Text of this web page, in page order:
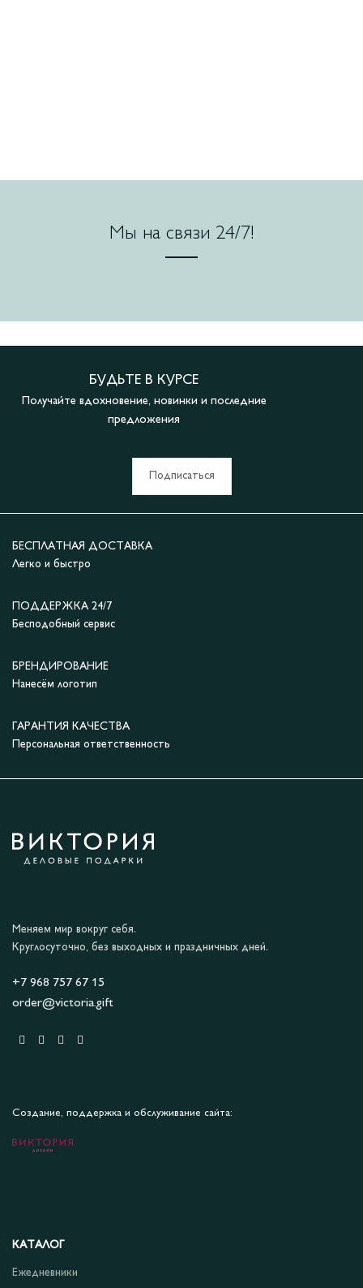
Мы на связи 24/7!
БУДЬТЕ В КУРСЕ
Получайте вдохновение, новинки и последние
предложения
Подписаться
БЕСПЛАТНАЯ ДОСТАВКА
Легко и быстро
ПОДДЕРЖКА 24/7
Бесподобный сервис
БРЕНДИРОВАНИЕ
Нанесём логотип
ГАРАНТИЯ КАЧЕСТВА
Персональная ответственность
Меняем мир вокруг себя.
Круглосуточно, без выходных и праздничных дней.
+7 968 757 67 15
order@victoria.gift
Создание, поддержка и обслуживание сайта:
КАТАЛОГ
Ежедневники